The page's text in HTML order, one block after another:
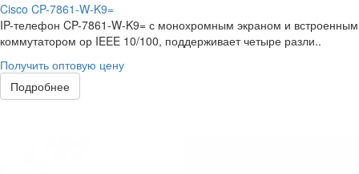
Cisco CP-7861-W-K9=
IP-телефон CP-7861-W-K9= с монохромным экраном и встроенным
коммутатором ор IEEE 10/100, поддерживает четыре разли..
Получить оптовую цену
Подробнее